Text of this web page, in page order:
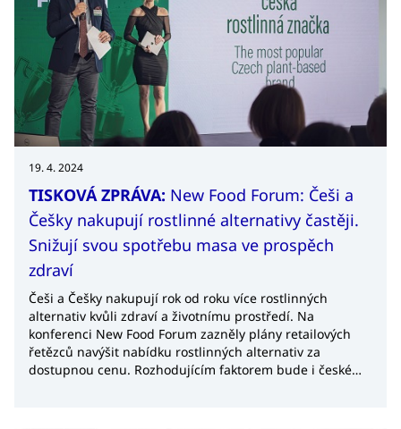
19. 4. 2024
TISKOVÁ ZPRÁVA: New Food Forum: Češi a
Češky nakupují rostlinné alternativy častěji.
Snižují svou spotřebu masa ve prospěch
zdraví
Češi a Češky nakupují rok od roku více rostlinných
alternativ kvůli zdraví a životnímu prostředí. Na
konferenci New Food Forum zazněly plány retailových
řetězců navýšit nabídku rostlinných alternativ za
dostupnou cenu. Rozhodujícím faktorem bude i české